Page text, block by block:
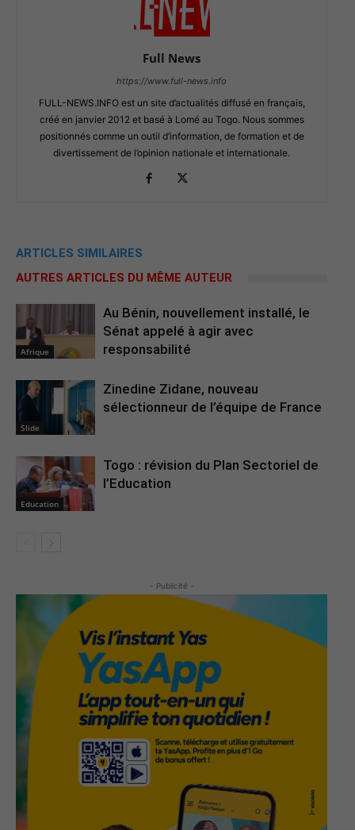
Full News
https://www.full-news.info
FULL-NEWS.INFO est un site d’actualités diffusé en français,
créé en janvier 2012 et basé à Lomé au Togo. Nous sommes
positionnés comme un outil d’information, de formation et de
divertissement de l’opinion nationale et internationale.
ARTICLES SIMILAIRES
AUTRES ARTICLES DU MÊME AUTEUR
Afrique
Au Bénin, nouvellement installé, le
Sénat appelé à agir avec
responsabilité
Slide
Zinedine Zidane, nouveau
sélectionneur de l’équipe de France
Education
Togo : révision du Plan Sectoriel de
l’Education
- Publicité -